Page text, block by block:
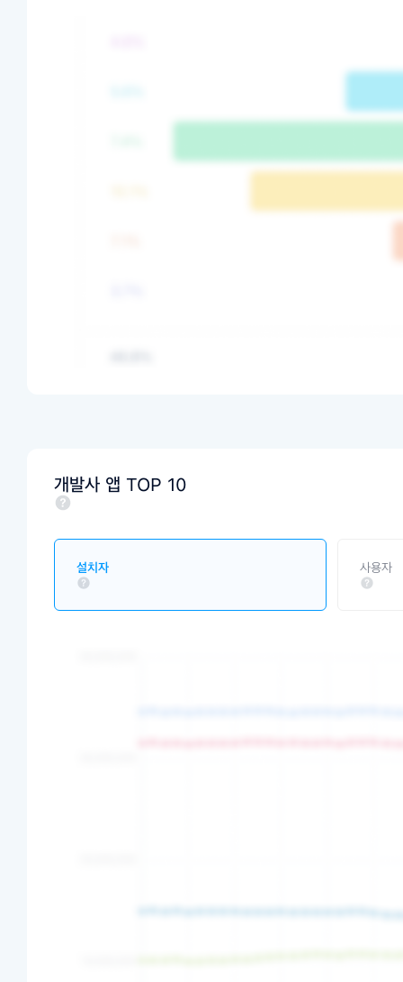
개발사 앱 TOP 10
설치자 사용자